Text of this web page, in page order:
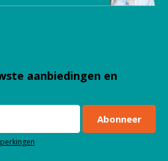
aanbiedingen en
Abonneer